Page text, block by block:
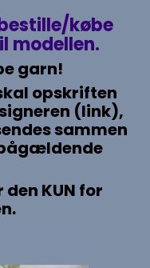
købe
modellen.
garn!
opskriften
(link),
sammen
den KUN for